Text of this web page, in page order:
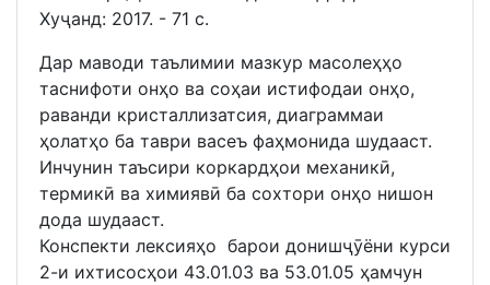
Хуҷанд: 2017. - 71 с.
Дар маводи таълимии мазкур масолеҳҳо
таснифоти онҳо ва соҳаи истифодаи онҳо,
раванди кристаллизатсия, диаграммаи
ҳолатҳо ба таври васеъ фаҳмонида шудааст.
Инчунин таъсири коркардҳои механикӣ,
термикӣ ва химиявӣ ба сохтори онҳо нишон
дода шудааст.
Конспекти лексияҳо барои донишҷӯёни курси
2-и ихтисосҳои 43.01.03 ва 53.01.05 ҳамчун